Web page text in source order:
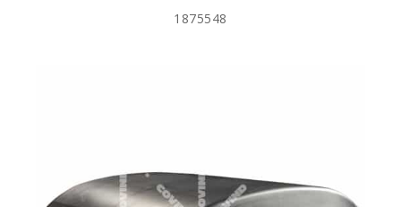
1875548